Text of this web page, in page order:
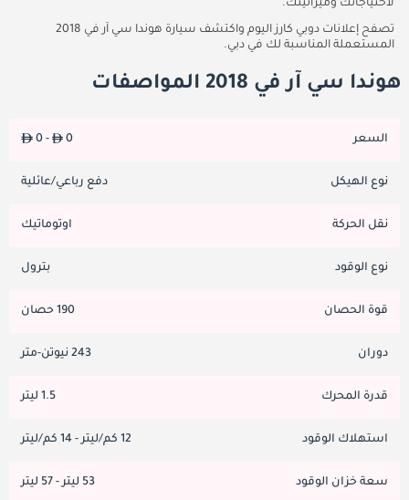
لاحتياجاتك وميزانيتك.
تصفح إعلانات دوبي كارز اليوم واكتشف سيارة هوندا سي آر في 2018
المستعملة المناسبة لك في دبي.
هوندا سي آر في 2018 المواصفات
السعر 0 - 0
نوع الهيكل دفع رباعي/عائلية
نقل الحركة اوتوماتيك
نوع الوقود بترول
قوة الحصان 190 حصان
دوران 243 نيوتن-متر
قدرة المحرك 1.5 ليتر
استهلاك الوقود 12 كم/ليتر - 14 كم/ليتر
سعة خزان الوقود 53 ليتر - 57 ليتر